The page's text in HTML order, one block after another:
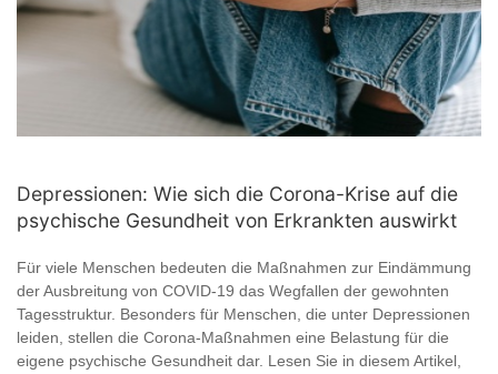
Depressionen: Wie sich die Corona-Krise auf die
psychische Gesundheit von Erkrankten auswirkt
Für viele Menschen bedeuten die Maßnahmen zur Eindämmung
der Ausbreitung von COVID-19 das Wegfallen der gewohnten
Tagesstruktur. Besonders für Menschen, die unter Depressionen
leiden, stellen die Corona-Maßnahmen eine Belastung für die
eigene psychische Gesundheit dar. Lesen Sie in diesem Artikel,